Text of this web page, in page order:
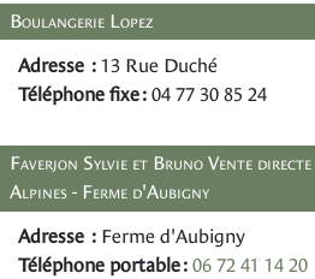
Boulangerie Lopez
Adresse : 13 Rue Duché
Téléphone fixe : 04 77 30 85 24
Faverjon Sylvie et Bruno Vente directe
Alpines - Ferme d'Aubigny
Adresse : Ferme d'Aubigny
Téléphone portable : 06 72 41 14 20